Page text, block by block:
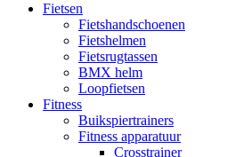
Fietsen
Fietshandschoenen
Fietshelmen
Fietsrugtassen
BMX helm
Loopfietsen
Fitness
Buikspiertrainers
Fitness apparatuur
Crosstrainer